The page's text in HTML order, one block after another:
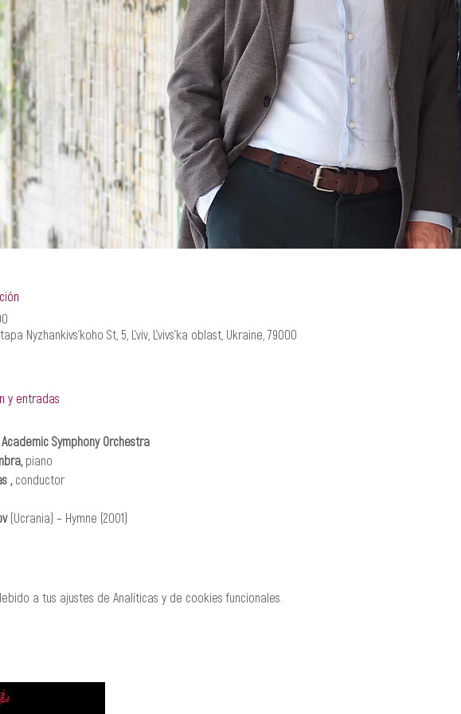
Nyzhankivs'koho St, 5, L'viv, L'vivs'ka oblast, Ukraine, 79000
y entradas
Academic Symphony Orchestra
piano
, conductor
(Ucrania) – Hymne (2001)
a tus ajustes de Analíticas y de cookies funcionales.